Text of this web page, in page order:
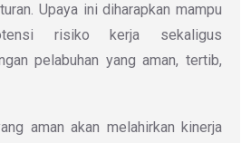
Upaya ini diharapkan mampu
risiko kerja sekaligus
pelabuhan yang aman, tertib,
aman akan melahirkan kinerja